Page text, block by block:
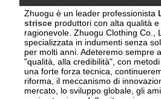
Zhuogu è un leader professionista
strisce produttori con alta qualità
ragionevole.Zhuogu Clothing Co.,
specializzata in indumenti senza
per molti anni. Adeteremo sempre
"qualità, alla credibilità", con
una forte forza tecnica,
riforma, il meccanismo di
mercato, lo sviluppo globale, gli